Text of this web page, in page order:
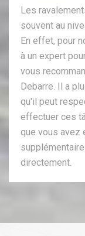
Les
souvent au
En effet, pour
à un expert
vous
Debarre. Il a
qu'il peut
effectuer ces
que vous avez
directement.